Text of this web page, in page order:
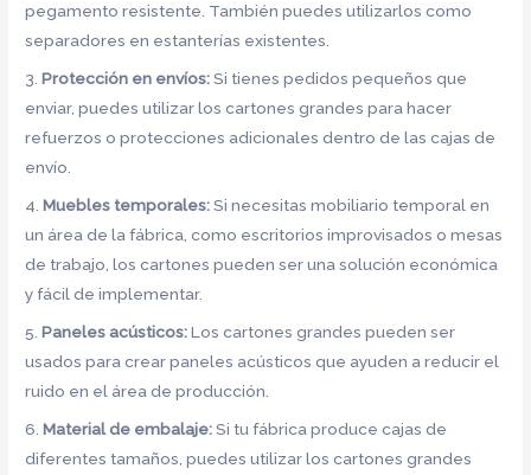
pegamento resistente. También puedes utilizarlos como
separadores en estanterías existentes.
3.Protección en envíos:Si tienes pedidos pequeños que
enviar, puedes utilizar los cartones grandes para hacer
refuerzos o protecciones adicionales dentro de las cajas de
envío.
4.Muebles temporales:Si necesitas mobiliario temporal en
un área de la fábrica, como escritorios improvisados o mesas
de trabajo, los cartones pueden ser una solución económica
y fácil de implementar.
5.Paneles acústicos:Los cartones grandes pueden ser
usados para crear paneles acústicos que ayuden a reducir el
ruido en el área de producción.
6.Material de embalaje:Si tu fábrica produce cajas de
diferentes tamaños, puedes utilizar los cartones grandes